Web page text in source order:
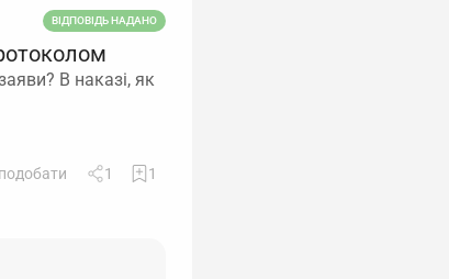
ВІДПОВІДЬ НАДАНО
В наказі, як
1 1